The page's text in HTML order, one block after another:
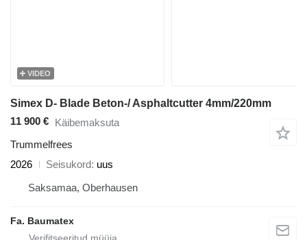
VIDEO
Simex D- Blade Beton-/ Asphaltcutter 4mm/220mm
11 900 € Käibemaksuta
Trummelfrees
2026
Seisukord uus
Saksamaa, Oberhausen
Fa. Baumatex